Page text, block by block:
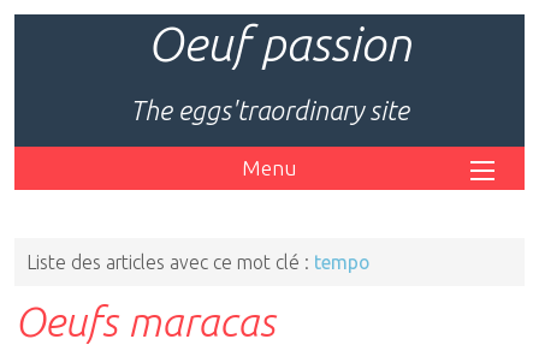
Oeuf passion
The eggs'traordinary site
Menu
Liste des articles avec ce mot clé : tempo
Oeufs maracas